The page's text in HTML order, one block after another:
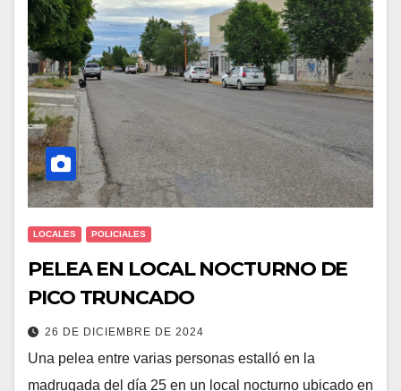
LOCALES POLICIALES
PELEA EN LOCAL NOCTURNO DE
PICO TRUNCADO
26 DE DICIEMBRE DE 2024
Una pelea entre varias personas estalló en la
madrugada del día 25 en un local nocturno ubicado en